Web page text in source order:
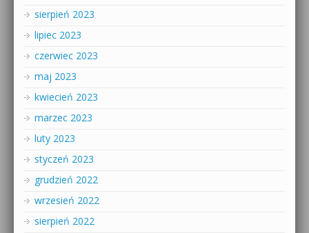
sierpień 2023
lipiec 2023
czerwiec 2023
maj 2023
kwiecień 2023
marzec 2023
luty 2023
styczeń 2023
grudzień 2022
wrzesień 2022
sierpień 2022